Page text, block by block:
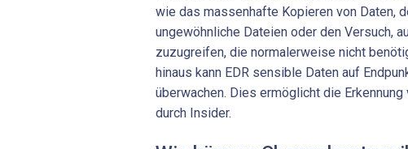
wie das massenhafte Kopieren von Daten,
ungewöhnliche Dateien oder den Versuch,
zuzugreifen, die normalerweise nicht
hinaus kann EDR sensible Daten auf
überwachen. Dies ermöglicht die
durch Insider.